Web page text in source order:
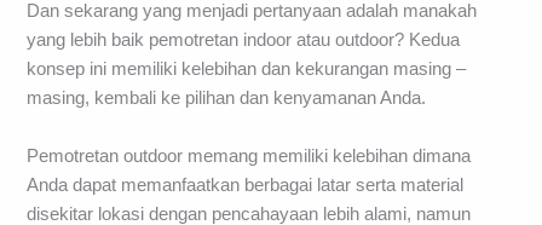
Dan sekarang yang menjadi pertanyaan adalah manakah
yang lebih baik pemotretan indoor atau outdoor? Kedua
konsep ini memiliki kelebihan dan kekurangan masing –
masing, kembali ke pilihan dan kenyamanan Anda.
Pemotretan outdoor memang memiliki kelebihan dimana
Anda dapat memanfaatkan berbagai latar serta material
disekitar lokasi dengan pencahayaan lebih alami, namun